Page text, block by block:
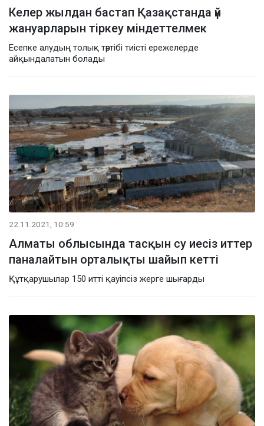
Келер жылдан бастап Қазақстанда үй
жануарларын тіркеу міндеттелмек
Есепке алудың толық тәртібі тиісті ережелерде
айқындалатын болады
22.11.2021, 10:59
Алматы облысында тасқын су иесіз иттер
паналайтын орталықты шайып кетті
Құтқарушылар 150 итті қауіпсіз жерге шығарды